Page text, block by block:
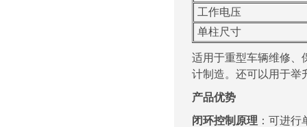
工作电压
单柱尺寸
适用于重型车辆维修、
计制造。 还可以用于举
产品优势
闭环控制原理 ：可进